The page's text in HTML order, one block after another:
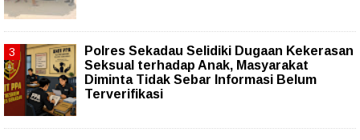
Polres Sekadau Selidiki Dugaan Kekerasan
Seksual terhadap Anak, Masyarakat
Diminta Tidak Sebar Informasi Belum
Terverifikasi